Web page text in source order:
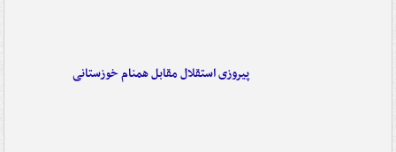
پیروزی استقلال مقابل همنام خوزستانی